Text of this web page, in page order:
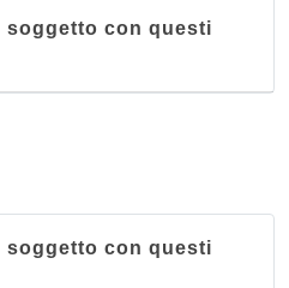
soggetto con questi
soggetto con questi